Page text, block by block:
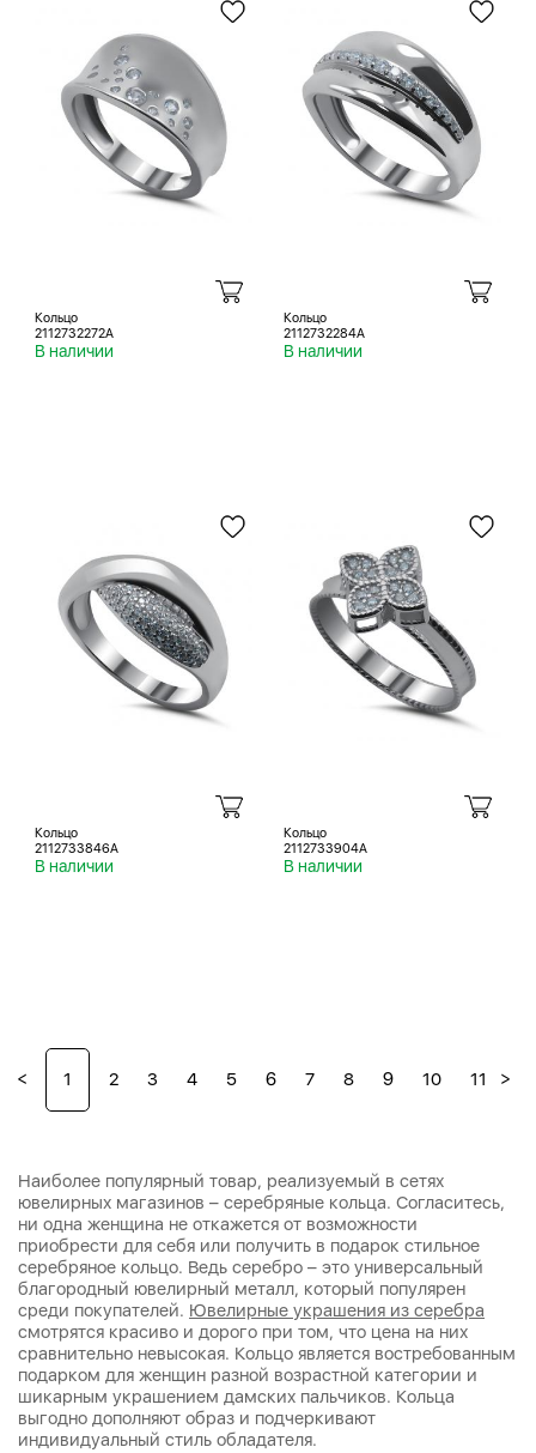
Кольцо
2112732272A
В наличии
Кольцо
2112732284A
В наличии
Кольцо
2112733846A
В наличии
Кольцо
2112733904A
В наличии
< 1 2 3 4 5 6 7 8 9 10 11 >
Наиболее популярный товар, реализуемый в сетях
ювелирных магазинов – серебряные кольца. Согласитесь,
ни одна женщина не откажется от возможности
приобрести для себя или получить в подарок стильное
серебряное кольцо. Ведь серебро – это универсальный
благородный ювелирный металл, который популярен
среди покупателей. Ювелирные украшения из серебра
смотрятся красиво и дорого при том, что цена на них
сравнительно невысокая. Кольцо является востребованным
подарком для женщин разной возрастной категории и
шикарным украшением дамских пальчиков. Кольца
выгодно дополняют образ и подчеркивают
индивидуальный стиль обладателя.